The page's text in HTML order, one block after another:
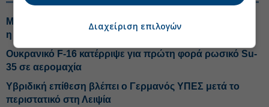
Με 50.000 «ρομπότ-δολοφόνους» ενισχύει το μέτωπο
η Ουκρανία
Ουκρανικό F-16 κατέρριψε για πρώτη φορά ρωσικό Su-
35 σε αερομαχία
Υβριδική επίθεση βλέπει ο Γερμανός ΥΠΕΣ μετά το
περιστατικό στη Λειψία
Διαχείριση επιλογών